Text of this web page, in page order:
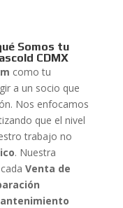
Somos tu
CDMX
como tu
a un socio que
Nos enfocamos
que el nivel
trabajo no
. Nuestra
Venta de